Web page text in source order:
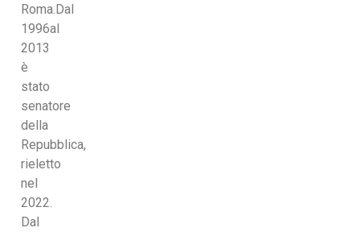
Roma.Dal
1996al
2013
è
stato
senatore
della
Repubblica,
rieletto
nel
2022.
Dal